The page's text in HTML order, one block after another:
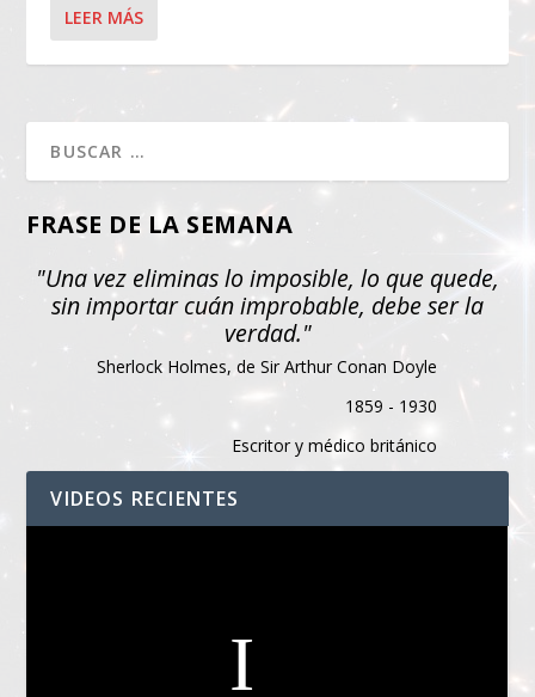
LEER MÁS
FRASE DE LA SEMANA
"Una vez eliminas lo imposible, lo que quede,
sin importar cuán improbable, debe ser la
verdad."
Sherlock Holmes, de Sir Arthur Conan Doyle
1859 - 1930
Escritor y médico británico
VIDEOS RECIENTES